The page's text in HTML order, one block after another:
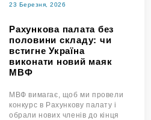
23 Березня, 2026
Рахункова палата без
половини складу: чи
встигне Україна
виконати новий маяк
МВФ
МВФ вимагає, щоб ми провели
конкурс в Рахункову палату і
обрали нових членів до кінця